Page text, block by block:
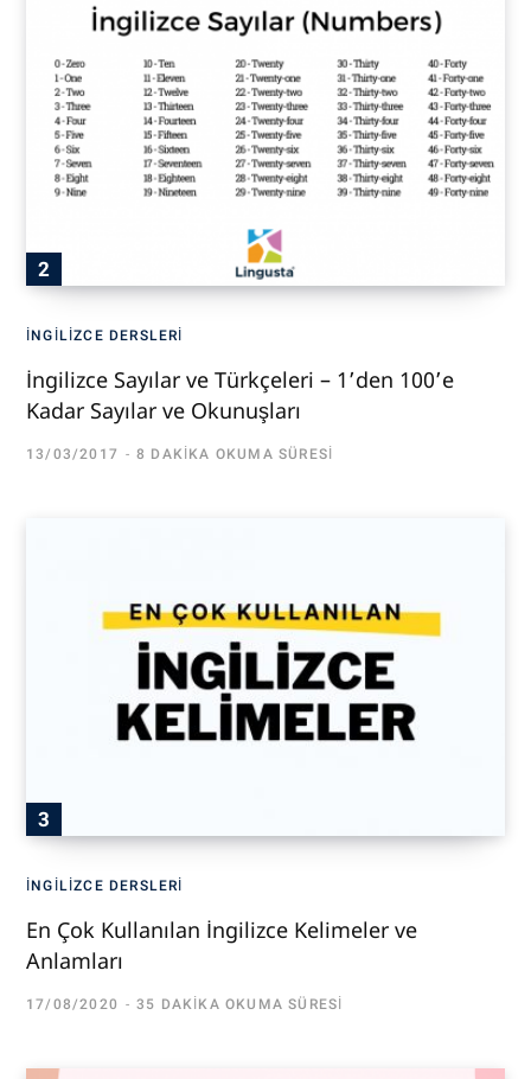
İNGILIZCE DERSLERI
İngilizce Sayılar ve Türkçeleri – 1’den 100’e
Kadar Sayılar ve Okunuşları
13/03/2017 8 DAKIKA OKUMA SÜRESI
İNGILIZCE DERSLERI
En Çok Kullanılan İngilizce Kelimeler ve
Anlamları
17/08/2020 35 DAKIKA OKUMA SÜRESI